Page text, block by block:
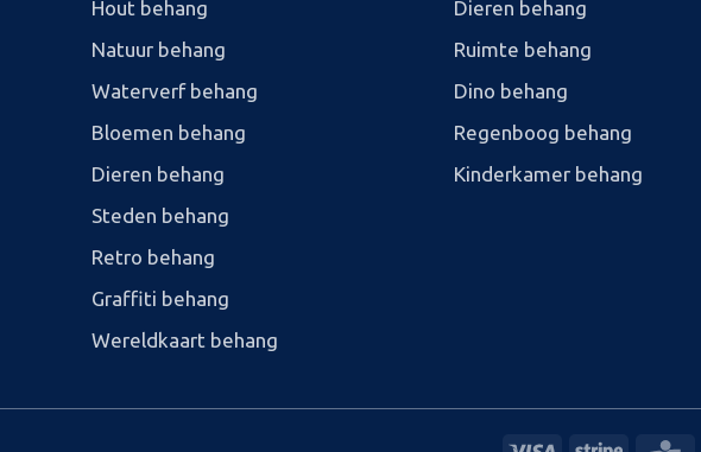
Hout behang
Natuur behang
Waterverf behang
Bloemen behang
Dieren behang
Steden behang
Retro behang
Graffiti behang
Wereldkaart behang
Dieren behang
Ruimte behang
Dino behang
Regenboog behang
Kinderkamer behang